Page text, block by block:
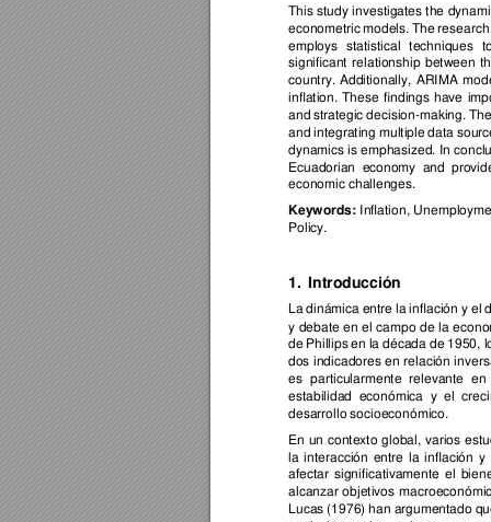
This study investigates the
econometric models. The
employs statistical techniques
significant relationship between th
country. Additionally, ARIMA
inflation. These findings have
and strategic decision-making.
and integrating multiple data sou
dynamics is emphasized. In
Ecuadorian economy and p
economic challenges.
Keywords: Inflation, Un
Policy.
1. Introducción
La dinámica entre la inflación y el
y debate en el campo de la
de Phillips en la década de 1950, l
dos indicadores en relación
es particularmente relevante en
estabilidad económica y el
desarrollo socioeconómico.
En un contexto global, varios
la interacción entre la inflación y
afectar significativamente el b
alcanzar objetivos
Lucas (1976) han argumentado q